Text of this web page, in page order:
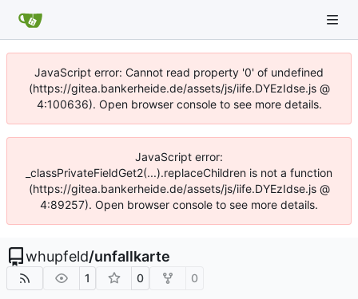
JavaScript error: Cannot read property '0' of undefined
(https://gitea.bankerheide.de/assets/js/iife.DYEzIdse.js @
4:100636). Open browser console to see more details.
JavaScript error:
_classPrivateFieldGet2(...).replaceChildren is not a function
(https://gitea.bankerheide.de/assets/js/iife.DYEzIdse.js @
4:89257). Open browser console to see more details.
whupfeld/unfallkarte
1 0 0